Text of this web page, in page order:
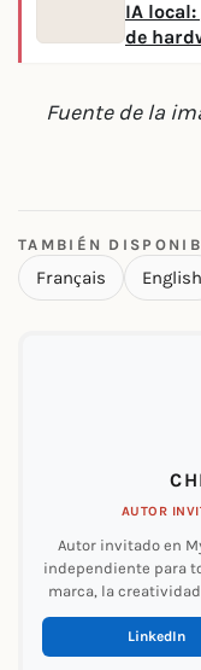
IA
de
Fuente de la
TAMBIÉN
Français English
AUTOR
Autor invitado en
independiente para
marca, la
LinkedIn